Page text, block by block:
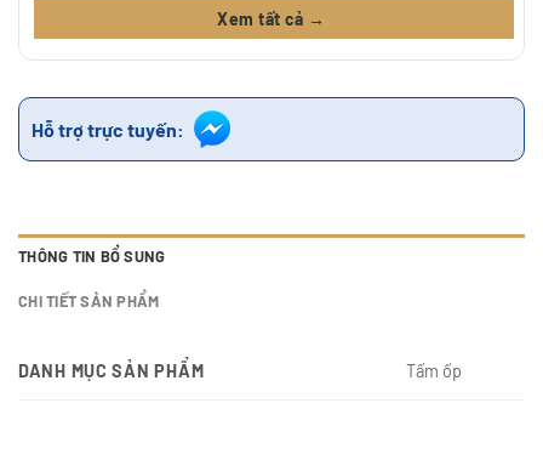
Xem tất cả →
Hỗ trợ trực tuyến:
THÔNG TIN BỔ SUNG
CHI TIẾT SẢN PHẨM
DANH MỤC SẢN PHẨM Tấm ốp